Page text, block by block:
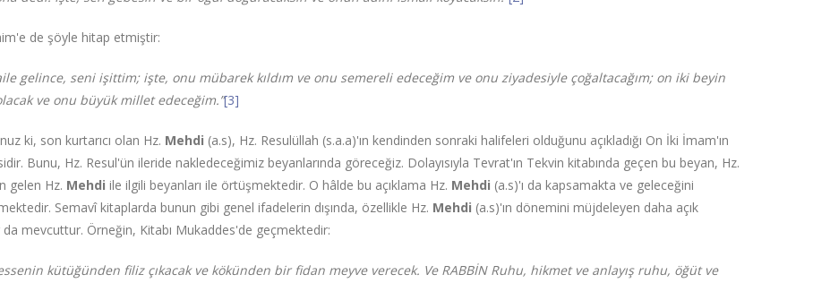
de şöyle hitap etmiştir:
gelince, seni işittim; işte, onu mübarek kıldım ve onu semereli edeceğim ve onu ziyadesiyle çoğaltacağım; on iki beyin
ve onu büyük millet edeceğim.”[3]
ki, son kurtarıcı olan Hz. Mehdi (a.s), Hz. Resulüllah (s.a.a)'ın kendinden sonraki halifeleri olduğunu açıkladığı On İki İmam'ın
Bunu, Hz. Resul'ün ileride nakledeceğimiz beyanlarında göreceğiz. Dolayısıyla Tevrat'ın Tekvin kitabında geçen bu beyan, Hz.
gelen Hz. Mehdiile ilgili beyanları ile örtüşmektedir. O hâlde bu açıklama Hz. Mehdi (a.s)'ı da kapsamakta ve geleceğini
Semavî kitaplarda bunun gibi genel ifadelerin dışında, özellikle Hz. Mehdi (a.s)'ın dönemini müjdeleyen daha açık
mevcuttur. Örneğin, Kitabı Mukaddes'de geçmektedir:
kütüğünden filiz çıkacak ve kökünden bir fidan meyve verecek. Ve RABBİN Ruhu, hikmet ve anlayış ruhu, öğüt ve